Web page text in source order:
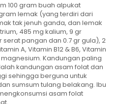
100 gram buah alpukat
lemak (yang terdiri dari
tak jenuh ganda, dan lemak
485 mg kalium, 9 gr
pangan dan 0.7 gr gula), 2
A, Vitamin B12 & B6, Vitamin
magnesium. Kandungan paling
kandungan asam folat dan
sehingga berguna untuk
sumsum tulang belakang. Ibu
asam folat